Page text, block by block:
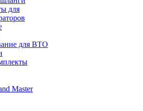
для
для ВТО